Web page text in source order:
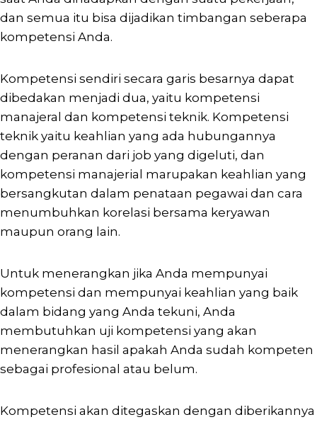
dan semua itu bisa dijadikan timbangan seberapa
kompetensi Anda.
Kompetensi sendiri secara garis besarnya dapat
dibedakan menjadi dua, yaitu kompetensi
manajeral dan kompetensi teknik. Kompetensi
teknik yaitu keahlian yang ada hubungannya
dengan peranan dari job yang digeluti, dan
kompetensi manajerial marupakan keahlian yang
bersangkutan dalam penataan pegawai dan cara
menumbuhkan korelasi bersama keryawan
maupun orang lain.
Untuk menerangkan jika Anda mempunyai
kompetensi dan mempunyai keahlian yang baik
dalam bidang yang Anda tekuni, Anda
membutuhkan uji kompetensi yang akan
menerangkan hasil apakah Anda sudah kompeten
sebagai profesional atau belum.
Kompetensi akan ditegaskan dengan diberikannya